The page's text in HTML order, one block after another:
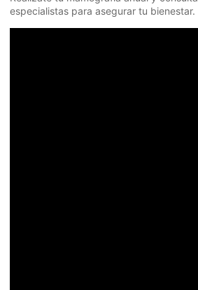
especialistas para asegurar tu bienestar.